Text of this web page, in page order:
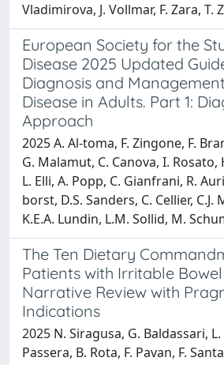
Vladimirova, J. Vollmar, F. Zara, T.
European Society for the
Disease 2025 Updated
Diagnosis and
Disease in Adults. Part 1:
Approach
2025 A. Al‐toma, F. Zingone, F.
G. Malamut, C. Canova, I. Rosato,
L. Elli, A. Popp, C. Gianfrani, R.
borst, D.S. Sanders, C. Cellier, C.J.
K.E.A. Lundin, L.M. Sollid, M.
The Ten Dietary
Patients with Irritable
Narrative Review with
Indications
2025 N. Siragusa, G. Baldassari,
Passera, B. Rota, F. Pavan, F.